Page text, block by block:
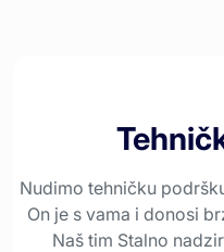
Nudimo tehničku
On je s vama i donosi
Naš tim Stalno